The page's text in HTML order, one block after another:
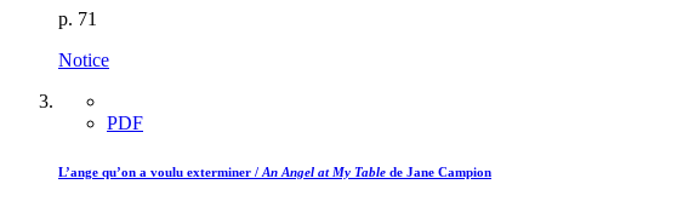
p. 71
Notice
PDF
L’ange qu’on a voulu exterminer / An Angel at My Table de Jane Campion